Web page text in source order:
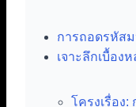
การถอดรหัส
เจาะลึกเบื้อง
โครงเรื่อง: